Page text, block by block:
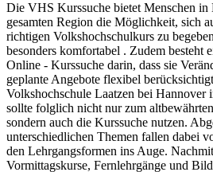
Die VHS Kurssuche bietet Menschen in
gesamten Region die Möglichkeit, sich
richtigen Volkshochschulkurs zu
besonders komfortabel . Zudem besteht
Online - Kurssuche darin, dass sie
geplante Angebote flexibel
Volkshochschule Laatzen bei Hannover
sollte folglich nicht nur zum
sondern auch die Kurssuche nutzen.
unterschiedlichen Themen fallen dabei
den Lehrgangsformen ins Auge.
Vormittagskurse, Fernlehrgänge und